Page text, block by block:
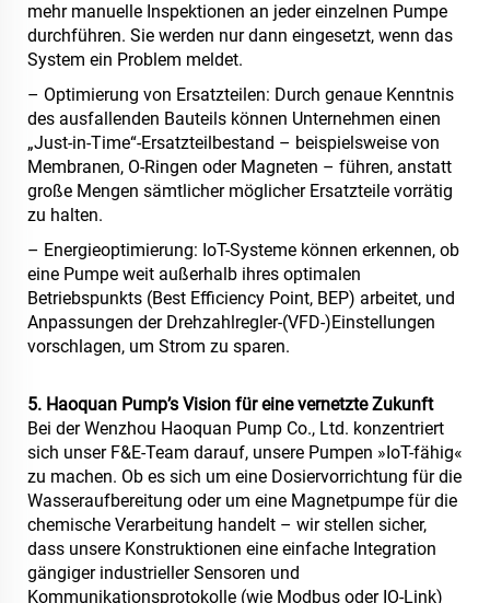
mehr manuelle Inspektionen an jeder einzelnen Pumpe
durchführen. Sie werden nur dann eingesetzt, wenn das
System ein Problem meldet.
– Optimierung von Ersatzteilen: Durch genaue Kenntnis
des ausfallenden Bauteils können Unternehmen einen
„Just-in-Time“-Ersatzteilbestand – beispielsweise von
Membranen, O-Ringen oder Magneten – führen, anstatt
große Mengen sämtlicher möglicher Ersatzteile vorrätig
zu halten.
– Energieoptimierung: IoT-Systeme können erkennen, ob
eine Pumpe weit außerhalb ihres optimalen
Betriebspunkts (Best Efficiency Point, BEP) arbeitet, und
Anpassungen der Drehzahlregler-(VFD-)Einstellungen
vorschlagen, um Strom zu sparen.
5. Haoquan Pump’s Vision für eine vernetzte Zukunft
Bei der Wenzhou Haoquan Pump Co., Ltd. konzentriert
sich unser F&E-Team darauf, unsere Pumpen »IoT-fähig«
zu machen. Ob es sich um eine Dosiervorrichtung für die
Wasseraufbereitung oder um eine Magnetpumpe für die
chemische Verarbeitung handelt – wir stellen sicher,
dass unsere Konstruktionen eine einfache Integration
gängiger industrieller Sensoren und
Kommunikationsprotokolle (wie Modbus oder IO-Link)